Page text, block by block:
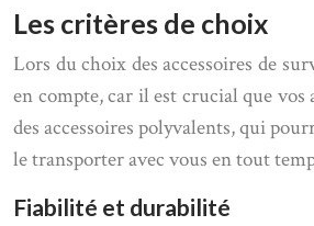
Les critères de choix
Lors du choix des accessoires de
en compte, car il est crucial que
des accessoires polyvalents, qui
le transporter avec vous en tout
Fiabilité et durabilité